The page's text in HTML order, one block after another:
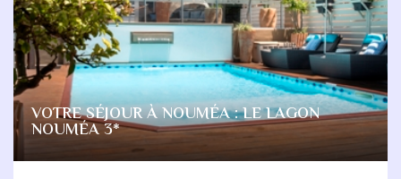
VOTRE SÉJOUR À NOUMÉA : LE LAGON
NOUMÉA 3*